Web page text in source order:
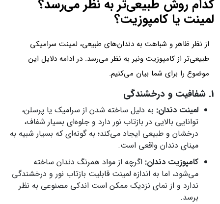
کدام روش طبیعی‌تر به نظر می‌رسد؟
لمینت یا کامپوزیت؟
از نظر ظاهر و شباهت به دندان‌های طبیعی، لمینت سرامیکی
طبیعی‌تر از کامپوزیت ونیر به نظر می‌رسد. در ادامه دلایل این
موضوع را برای شما بیان می‌کنیم.
1. شفافیت و درخشندگی
لمینت دندان: به دلیل ساخته شدن از سرامیک یا پرسلن،
توانایی بالایی در بازتاب نور دارد و جلوه‌ای بسیار شفاف،
درخشان و طبیعی ایجاد می‌کند؛ به گونه‌ای که بسیار شبیه به
مینای دندان واقعی است.
کامپوزیت دندان: اگرچه از مواد همرنگ دندان ساخته
می‌شود، اما به اندازه لمینت قابلیت بازتاب نور و درخشندگی
ندارد و از نمای نزدیک ممکن است اندکی مصنوعی به نظر
برسد.